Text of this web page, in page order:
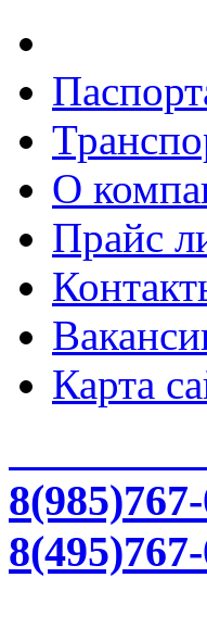
О
Прайс
Карта